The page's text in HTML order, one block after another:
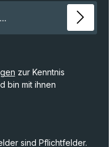
zur Kenntnis
bin mit ihnen
sind Pflichtfelder.